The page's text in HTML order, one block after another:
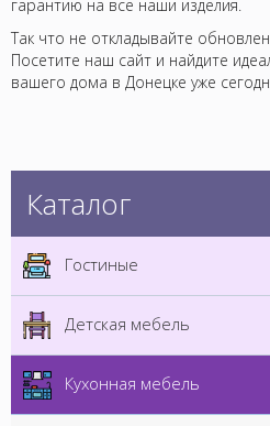
гарантию на все наши изделия.
Так что не откладывайте
Посетите наш сайт и найдите
вашего дома в Донецке уже
Каталог
Гостиные
Детская мебель
Кухонная мебель